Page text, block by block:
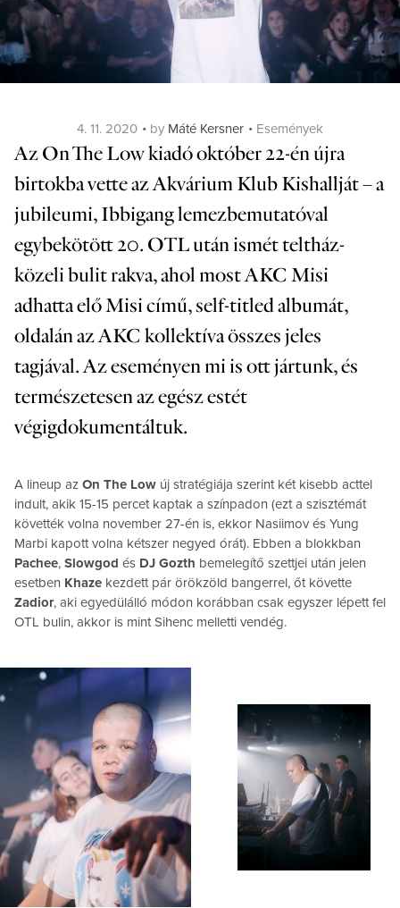
Posted
on
4. 11. 2020 by Máté Kersner Categories
Események
Az On The Low kiadó október 22-én újra
birtokba vette az Akvárium Klub Kishallját – a
jubileumi, Ibbigang lemezbemutatóval
egybekötött 20. OTL után ismét teltház-
közeli bulit rakva, ahol most AKC Misi
adhatta elő Misi című, self-titled albumát,
oldalán az AKC kollektíva összes jeles
tagjával. Az eseményen mi is ott jártunk, és
természetesen az egész estét
végigdokumentáltuk.
A lineup az On The Low új stratégiája szerint két kisebb acttel
indult, akik 15-15 percet kaptak a színpadon (ezt a szisztémát
követték volna november 27-én is, ekkor Nasiimov és Yung
Marbi kapott volna kétszer negyed órát). Ebben a blokkban
Pachee, Slowgod és DJ Gozth bemelegítő szettjei után jelen
esetben Khaze kezdett pár örökzöld bangerrel, őt követte
Zadior, aki egyedülálló módon korábban csak egyszer lépett fel
OTL bulin, akkor is mint Sihenc melletti vendég.